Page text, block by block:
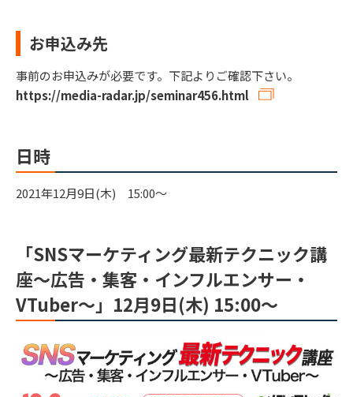
お申込み先
事前のお申込みが必要です。下記よりご確認下さい。
https://media-radar.jp/seminar456.html
日時
2021年12月9日(木) 15:00～
「SNSマーケティング最新テクニック講
座～広告・集客・インフルエンサー・
VTuber～」12月9日(木) 15:00～